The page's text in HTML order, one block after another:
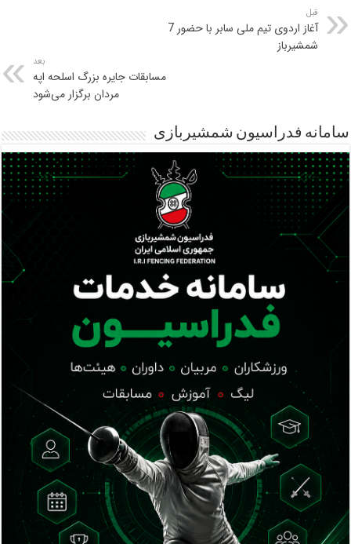
قبل
آغاز اردوی تیم ملی سابر با حضور 7
شمشیرباز
بعد
مسابقات جایره بزرگ اسلحه اپه
مردان برگزار می‌شود
سامانه فدراسیون شمشیربازی